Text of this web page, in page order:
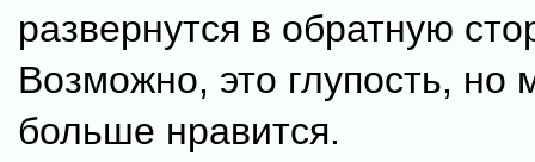
развернутся в обратную
Возможно, это глупость, но
больше нравится.